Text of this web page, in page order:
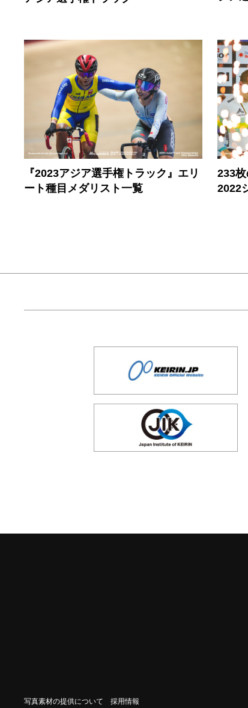
『2023アジア選手権トラック』エリ
ート種目メダリスト一覧
233
2022
写真素材の提供について 採用情報